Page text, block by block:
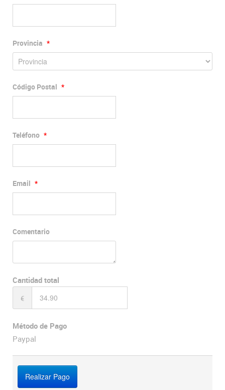
Provincia *
Código Postal *
Teléfono *
Email *
Comentario
Cantidad total
€
Método de Pago
Paypal